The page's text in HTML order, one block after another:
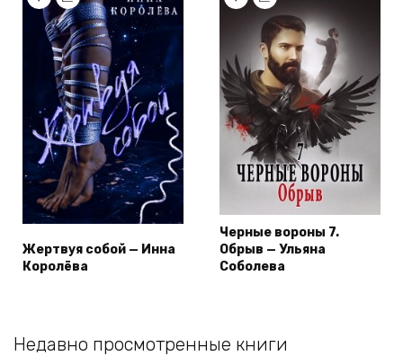
Жертвуя собой — Инна
Королёва
Черные вороны 7.
Обрыв — Ульяна
Соболева
Недавно просмотренные книги